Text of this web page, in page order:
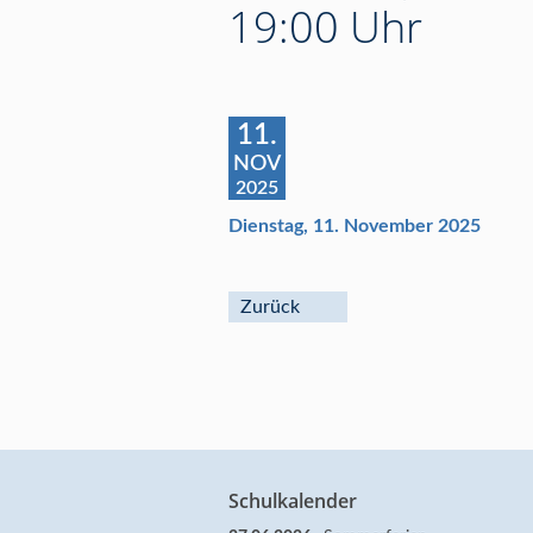
19:00 Uhr
11.
NOV
2025
Dienstag, 11. November 2025
Zurück
Schulkalender